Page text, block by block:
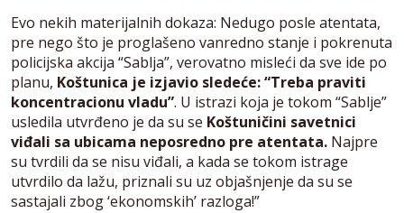
Evo nekih materijalnih dokaza: Nedugo posle atentata,
pre nego što je proglašeno vanredno stanje i pokrenuta
policijska akcija “Sablja”, verovatno misleći da sve ide po
planu, Koštunica je izjavio sledeće: “Treba praviti
koncentracionu vladu”. U istrazi koja je tokom “Sablje”
usledila utvrđeno je da su se Koštuničini savetnici
viđali sa ubicama neposredno pre atentata. Najpre
su tvrdili da se nisu viđali, a kada se tokom istrage
utvrdilo da lažu, priznali su uz objašnjenje da su se
sastajali zbog ‘ekonomskih’ razloga!”